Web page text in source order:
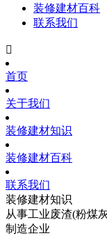
装修建材百科
联系我们

首页
关于我们
装修建材知识
装修建材百科
联系我们
装修建材知识
从事工业废渣(粉煤
制造企业